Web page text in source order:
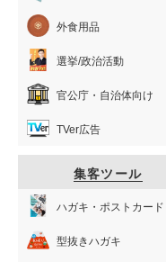
外食用品
選挙/政治活動
官公庁・自治体向け
TVer広告
集客ツール
ハガキ・ポストカード
型抜きハガキ